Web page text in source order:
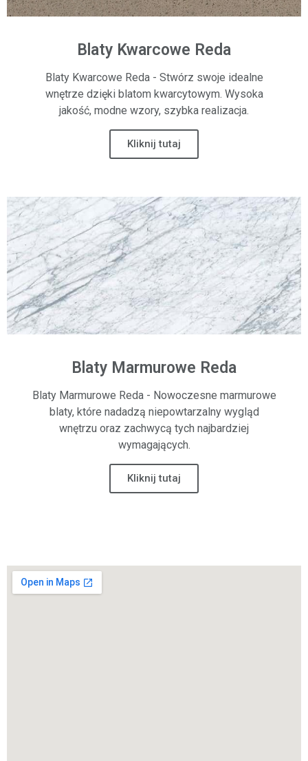
Blaty Kwarcowe Reda
Blaty Kwarcowe Reda - Stwórz swoje idealne
wnętrze dzięki blatom kwarcytowym. Wysoka
jakość, modne wzory, szybka realizacja.
Kliknij tutaj
Blaty Marmurowe Reda
Blaty Marmurowe Reda - Nowoczesne marmurowe
blaty, które nadadzą niepowtarzalny wygląd
wnętrzu oraz zachwycą tych najbardziej
wymagających.
Kliknij tutaj